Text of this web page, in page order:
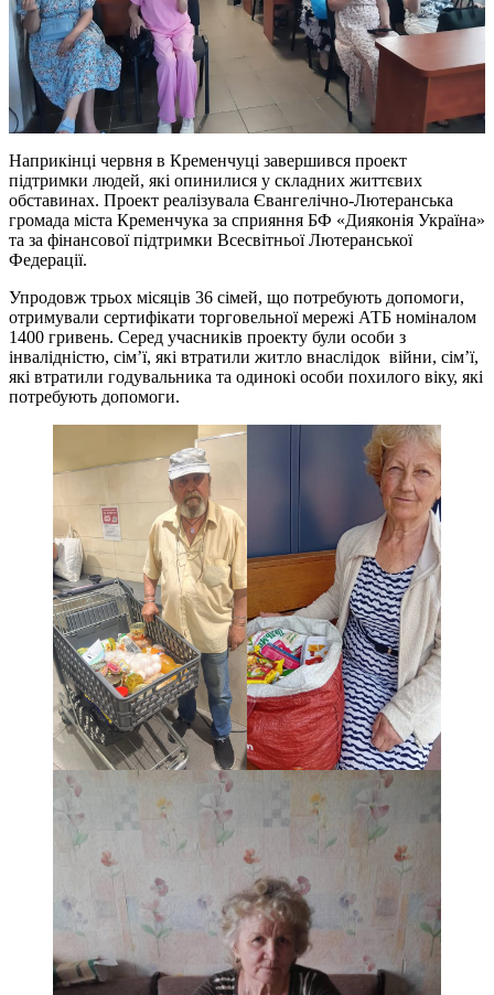
Наприкінці червня в Кременчуці завершився проект
підтримки людей, які опинилися у складних життєвих
обставинах. Проект реалізувала Євангелічно-Лютеранська
громада міста Кременчука за сприяння БФ «Дияконія Україна»
та за фінансової підтримки Всесвітньої Лютеранської
Федерації.
Упродовж трьох місяців 36 сімей, що потребують допомоги,
отримували сертифікати торговельної мережі АТБ номіналом
1400 гривень. Серед учасників проекту були особи з
інвалідністю, сім’ї, які втратили житло внаслідок війни, сім’ї,
які втратили годувальника та одинокі особи похилого віку, які
потребують допомоги.